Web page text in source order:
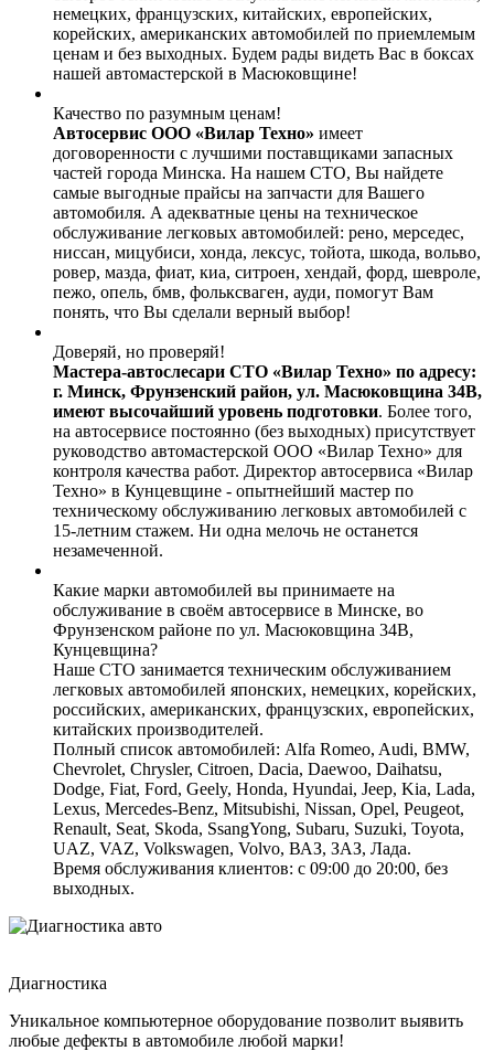
немецких, французских, китайских, европейских,
корейских, американских автомобилей по приемлемым
ценам и без выходных. Будем рады видеть Вас в боксах
нашей автомастерской в Масюковщине!
Качество по разумным ценам!
Автосервис ООО «Вилар Техно» имеет
договоренности с лучшими поставщиками запасных
частей города Минска. На нашем СТО, Вы найдете
самые выгодные прайсы на запчасти для Вашего
автомобиля. А адекватные цены на техническое
обслуживание легковых автомобилей: рено, мерседес,
ниссан, мицубиси, хонда, лексус, тойота, шкода, вольво,
ровер, мазда, фиат, киа, ситроен, хендай, форд, шевроле,
пежо, опель, бмв, фольксваген, ауди, помогут Вам
понять, что Вы сделали верный выбор!
Доверяй, но проверяй!
Мастера-автослесари СТО «Вилар Техно» по адресу:
г. Минск, Фрунзенский район, ул. Масюковщина 34В,
имеют высочайший уровень подготовки. Более того,
на автосервисе постоянно (без выходных) присутствует
руководство автомастерской ООО «Вилар Техно» для
контроля качества работ. Директор автосервиса «Вилар
Техно» в Кунцевщине - опытнейший мастер по
техническому обслуживанию легковых автомобилей с
15-летним стажем. Ни одна мелочь не останется
незамеченной.
Какие марки автомобилей вы принимаете на
обслуживание в своём автосервисе в Минске, во
Фрунзенском районе по ул. Масюковщина 34В,
Кунцевщина?
Наше СТО занимается техническим обслуживанием
легковых автомобилей японских, немецких, корейских,
российских, американских, французских, европейских,
китайских производителей.
Полный список автомобилей: Alfa Romeo, Audi, BMW,
Chevrolet, Chrysler, Citroen, Dacia, Daewoo, Daihatsu,
Dodge, Fiat, Ford, Geely, Honda, Hyundai, Jeep, Kia, Lada,
Lexus, Mercedes-Benz, Mitsubishi, Nissan, Opel, Peugeot,
Renault, Seat, Skoda, SsangYong, Subaru, Suzuki, Toyota,
UAZ, VAZ, Volkswagen, Volvo, ВАЗ, ЗАЗ, Лада.
Время обслуживания клиентов: с 09:00 до 20:00, без
выходных.
Диагностика
Уникальное компьютерное оборудование позволит выявить
любые дефекты в автомобиле любой марки!